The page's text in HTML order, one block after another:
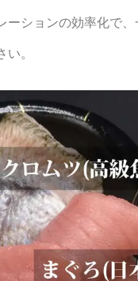
ションの効率化で、
。